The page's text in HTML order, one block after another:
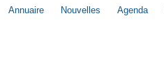
Annuaire Nouvelles Agenda